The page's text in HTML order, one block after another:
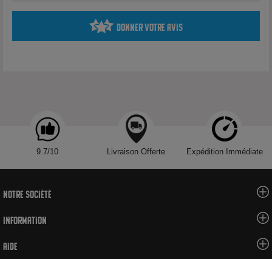
Arôme
Voir tous les produits de la marque Dinner Lady
Donner votre avis
9.7/10 Livraison Offerte Expédition Immédiate
Notre société
Information
Aide